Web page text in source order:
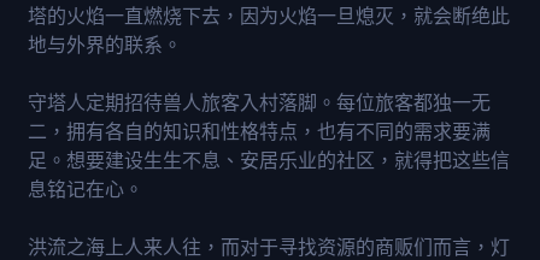
塔的火焰一直燃烧下去，因为火焰一旦熄灭，就会断绝此
地与外界的联系。
守塔人定期招待兽人旅客入村落脚。每位旅客都独一无
二，拥有各自的知识和性格特点，也有不同的需求要满
足。想要建设生生不息、安居乐业的社区，就得把这些信
息铭记在心。
洪流之海上人来人往，而对于寻找资源的商贩们而言，灯